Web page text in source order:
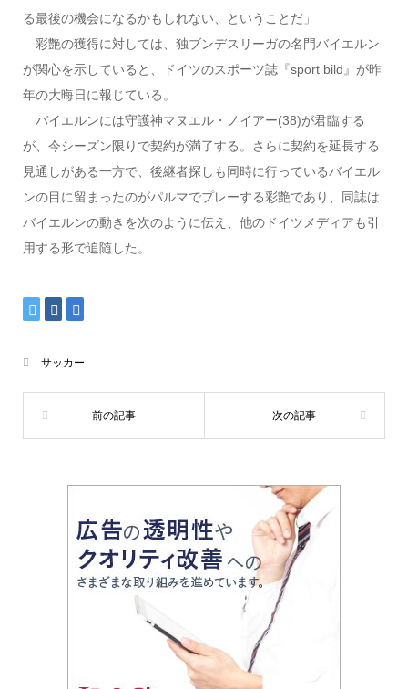
る最後の機会になるかもしれない、ということだ」
彩艶の獲得に対しては、独ブンデスリーガの名門バイエルン
が関心を示していると、ドイツのスポーツ誌『sport bild』が昨
年の大晦日に報じている。
バイエルンには守護神マヌエル・ノイアー(38)が君臨する
が、今シーズン限りで契約が満了する。さらに契約を延長する
見通しがある一方で、後継者探しも同時に行っているバイエル
ンの目に留まったのがパルマでプレーする彩艶であり、同誌は
バイエルンの動きを次のように伝え、他のドイツメディアも引
用する形で追随した。
サッカー